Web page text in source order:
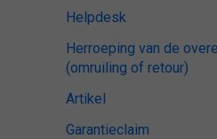
Helpdesk
Herroeping van de
(omruiling of retour)
Artikel
Garantieclaim